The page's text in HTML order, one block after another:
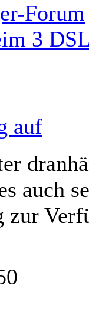
Forum
3
auf
auch